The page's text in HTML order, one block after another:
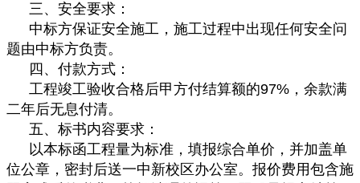
三、安全要求：
中标方保证安全施工，施工过程中出现任何安全问
题由中标方负责。
四、付款方式：
工程竣工验收合格后甲方付结算额的97%，余款满
二年后无息付清。
五、标书内容要求：
以本标函工程量为标准，填报综合单价，并加盖单
位公章，密封后送一中新校区办公室。报价费用包含施